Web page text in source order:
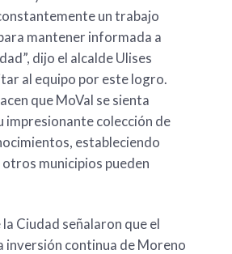
un trabajo
mantener informada a
dijo el alcalde Ulises
al equipo por este logro.
que MoVal se sienta
impresionante colección de
estableciendo
municipios pueden
Ciudad señalaron que el
inversión continua de Moreno